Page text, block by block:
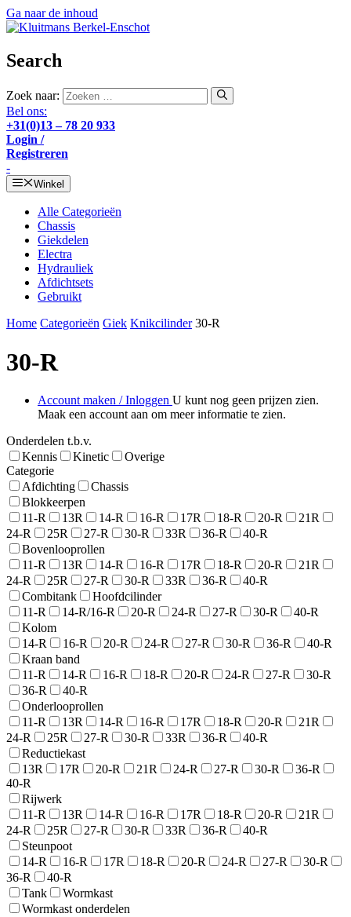
Ga naar de inhoud
Search
Zoek naar:
Bel ons:
+31(0)13 – 78 20 933
Login /
Registreren
-
Winkel
Alle Categorieën
Chassis
Giekdelen
Electra
Hydrauliek
Afdichtsets
Gebruikt
Home Categorieën Giek Knikcilinder 30-R
30-R
Account maken / Inloggen U kunt nog geen prijzen zien.
Maak een account aan om meer informatie te zien.
Onderdelen t.b.v.
Kennis
Kinetic
Overige
Categorie
Afdichting
Chassis
Blokkeerpen
11-R
13R 14-R 16-R 17R 18-R 20-R
21R
24-R
25R 27-R 30-R 33R 36-R
40-R
Bovenlooprollen
11-R
13R 14-R 16-R 17R 18-R 20-R
21R
24-R
25R 27-R 30-R 33R 36-R
40-R
Combitank
Hoofdcilinder
11-R
14-R/16-R 20-R 24-R 27-R 30-R
40-R
Kolom
14-R
16-R 20-R 24-R 27-R 30-R 36-R
40-R
Kraan band
11-R
14-R 16-R 18-R 20-R 24-R 27-R
30-R
36-R
40-R
Onderlooprollen
11-R
13R 14-R 16-R 17R 18-R 20-R
21R
24-R
25R 27-R 30-R 33R 36-R
40-R
Reductiekast
13R
17R 20-R 21R 24-R 27-R 30-R
36-R
40-R
Rijwerk
11-R
13R 14-R 16-R 17R 18-R 20-R
21R
24-R
25R 27-R 30-R 33R 36-R
40-R
Steunpoot
14-R
16-R 17R 18-R 20-R 24-R 27-R
30-R
36-R
40-R
Tank
Wormkast
Wormkast onderdelen